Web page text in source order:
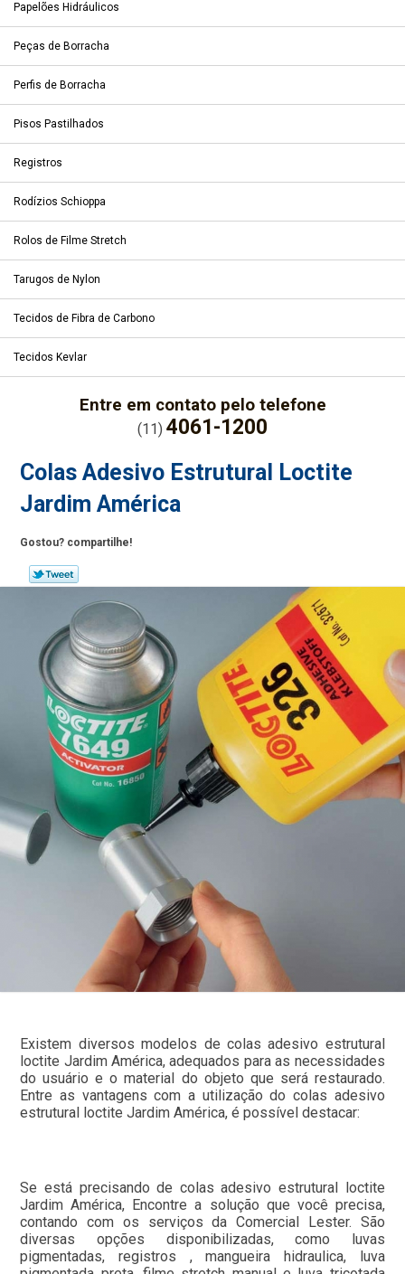
Papelões Hidráulicos
Peças de Borracha
Perfis de Borracha
Pisos Pastilhados
Registros
Rodízios Schioppa
Rolos de Filme Stretch
Tarugos de Nylon
Tecidos de Fibra de Carbono
Tecidos Kevlar
Entre em contato pelo telefone
(11) 4061-1200
Colas Adesivo Estrutural Loctite
Jardim América
Gostou? compartilhe!
Existem diversos modelos de colas adesivo estrutural
loctite Jardim América, adequados para as necessidades
do usuário e o material do objeto que será restaurado.
Entre as vantagens com a utilização do colas adesivo
estrutural loctite Jardim América, é possível destacar:
Se está precisando de colas adesivo estrutural loctite
Jardim América, Encontre a solução que você precisa,
contando com os serviços da Comercial Lester. São
diversas opções disponibilizadas, como luvas
pigmentadas, registros , mangueira hidraulica, luva